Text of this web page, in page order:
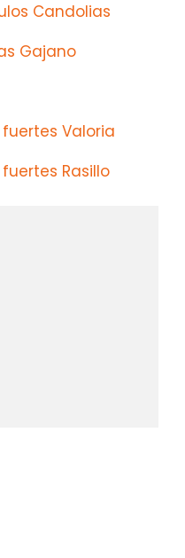
Candolias
Gajano
Valoria
Rasillo